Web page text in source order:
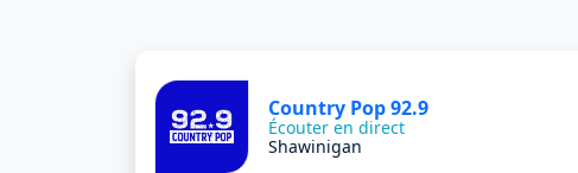
Country Pop 92.9
Écouter en direct
Shawinigan